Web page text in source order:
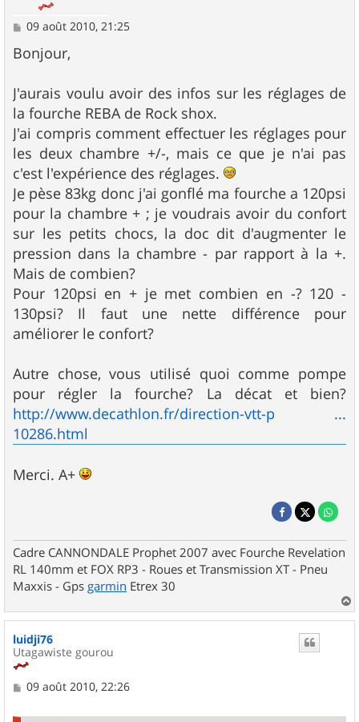
M
s
s
g
e
09 août 2010, 21:25
Bonjour,
J'aurais voulu avoir des infos sur les réglages de
la fourche REBA de Rock shox.
J'ai compris comment effectuer les réglages pour
les deux chambre +/-, mais ce que je n'ai pas
c'est l'expérience des réglages.
Je pèse 83kg donc j'ai gonflé ma fourche a 120psi
pour la chambre + ; je voudrais avoir du confort
sur les petits chocs, la doc dit d'augmenter le
pression dans la chambre - par rapport à la +.
Mais de combien?
Pour 120psi en + je met combien en -? 120 -
130psi? Il faut une nette différence pour
améliorer le confort?
Autre chose, vous utilisé quoi comme pompe
pour régler la fourche? La décat et bien?
http://www.decathlon.fr/direction-vtt-p ...
10286.html
Merci. A+
Cadre CANNONDALE Prophet 2007 avec Fourche Revelation
RL 140mm et FOX RP3 - Roues et Transmission XT - Pneu
Maxxis - Gps garmin Etrex 30
a
u
luidji76
Utagawiste gourou
M
09 août 2010, 22:26